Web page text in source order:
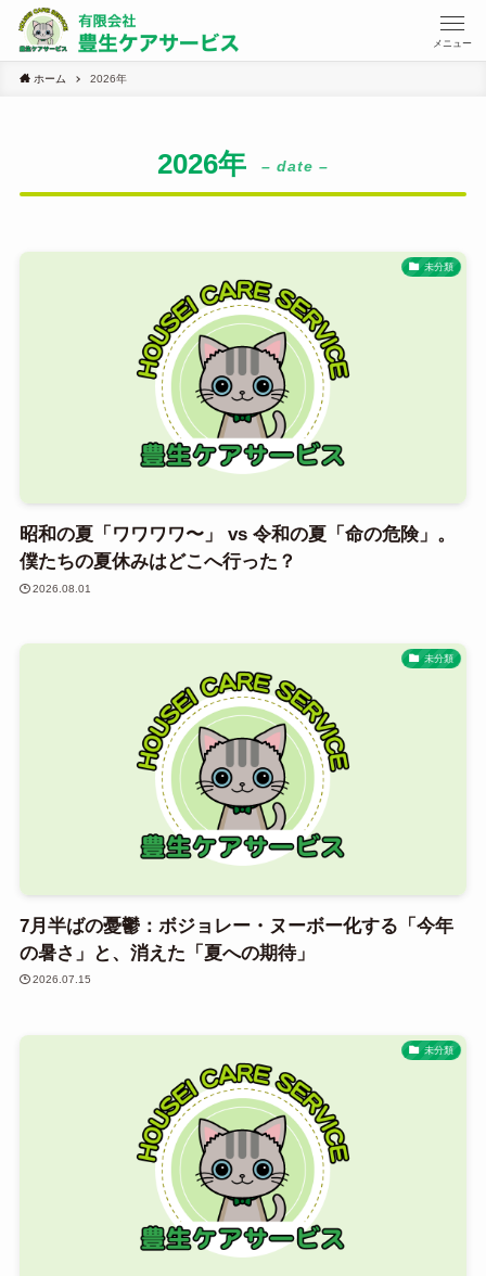
メニュー
ホーム 2026年
2026年 – date –
未分類
昭和の夏「ワワワワ〜」 vs 令和の夏「命の危険」。
僕たちの夏休みはどこへ行った？
2026.08.01
未分類
7月半ばの憂鬱：ボジョレー・ヌーボー化する「今年
の暑さ」と、消えた「夏への期待」
2026.07.15
未分類